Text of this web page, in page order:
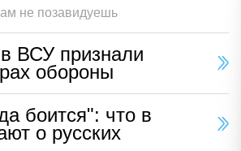
не позавидуешь
ВСУ признали
обороны
боится": что в
о русских